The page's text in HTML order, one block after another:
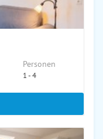
Personen
1 - 4